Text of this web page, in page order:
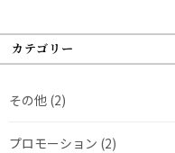
カテゴリー
その他 (2)
プロモーション (2)